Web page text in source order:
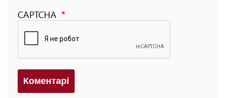
CAPTCHA
Коментарi